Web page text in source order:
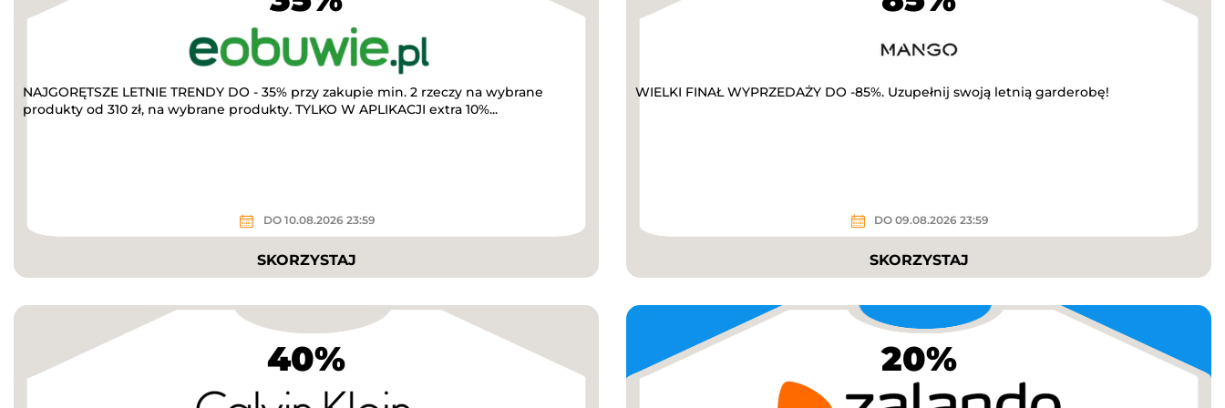
NAJGORĘTSZE LETNIE TRENDY DO - 35% przy zakupie min. 2 rzeczy na wybrane
produkty od 310 zł, na wybrane produkty. TYLKO W APLIKACJI extra 10%...
DO 10.08.2026 23:59
SKORZYSTAJ
WIELKI FINAŁ WYPRZEDAŻY DO -85%. Uzupełnij swoją letnią garderobę!
DO 09.08.2026 23:59
SKORZYSTAJ
40% 20%